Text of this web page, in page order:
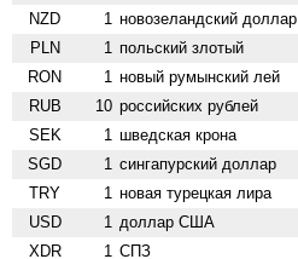
NZD 1 ново­зеландский доллар
PLN 1 польский злотый
RON 1 новый румынский лей
RUB 10 российских рублей
SEK 1 шведская крона
SGD 1 сингапурский доллар
TRY 1 новая турецкая лира
USD 1 доллар США
XDR 1 СПЗ